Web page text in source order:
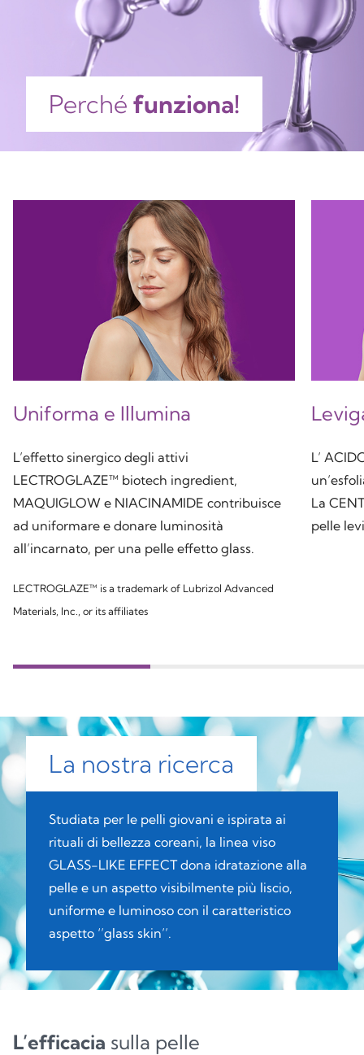
Perché funziona!
Uniforma e Illumina
L’effetto sinergico degli attivi
LECTROGLAZE™ biotech ingredient,
MAQUIGLOW e NIACINAMIDE contribuisce
ad uniformare e donare luminosità
all’incarnato, per una pelle effetto glass.
LECTROGLAZE™ is a trademark of Lubrizol Advanced
Materials, Inc., or its affiliates
L’
La
pelle
La nostra ricerca
Studiata per le pelli giovani e ispirata ai
rituali di bellezza coreani, la linea viso
GLASS-LIKE EFFECT dona idratazione alla
pelle e un aspetto visibilmente più liscio,
uniforme e luminoso con il caratteristico
aspetto ‘’glass skin’’.
L’efficacia sulla pelle